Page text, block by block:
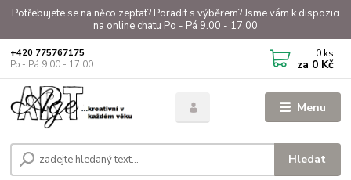
Potřebujete se na něco zeptat? Poradit s výběrem? Jsme vám k dispozici
na online chatu Po - Pá 9.00 - 17.00
Menu
Hledat
+420 775767175
Po - Pá 9.00 - 17.00
0 ks
za 0 Kč